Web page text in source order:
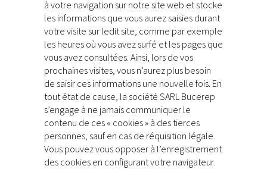
à votre navigation sur notre site web et stocke
les informations que vous aurez saisies durant
votre visite sur ledit site, comme par exemple
les heures où vous avez surfé et les pages que
vous avez consultées. Ainsi, lors de vos
prochaines visites, vous n’aurez plus besoin
de saisir ces informations une nouvelle fois. En
tout état de cause, la société SARL Bucerep
s’engage à ne jamais communiquer le
contenu de ces « cookies » à des tierces
personnes, sauf en cas de réquisition légale.
Vous pouvez vous opposer à l’enregistrement
des cookies en configurant votre navigateur.